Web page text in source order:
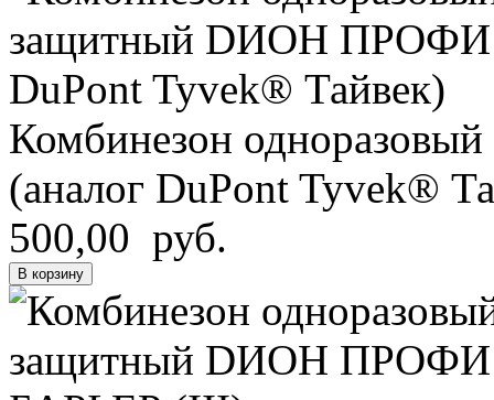
Комбинезон
(аналог DuPont Tyvek®
500,00 руб.
В корзину